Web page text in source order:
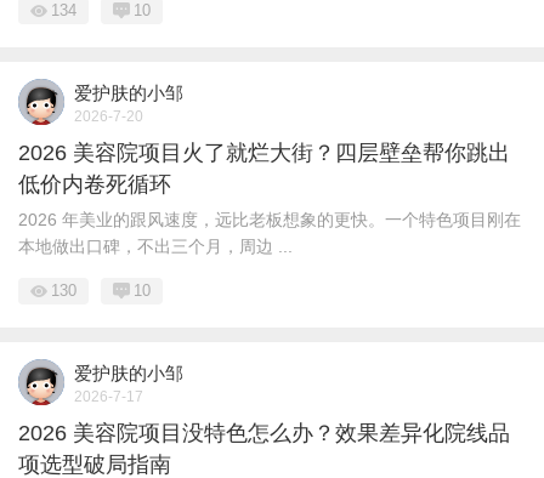
134 10
爱护肤的小邹
2026-7-20
2026 美容院项目火了就烂大街？四层壁垒帮你跳出
低价内卷死循环
2026 年美业的跟风速度，远比老板想象的更快。一个特色项目刚在
本地做出口碑，不出三个月，周边 ...
130 10
爱护肤的小邹
2026-7-17
2026 美容院项目没特色怎么办？效果差异化院线品
项选型破局指南